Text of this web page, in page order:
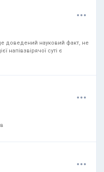
...
доведений науковий факт, не
напівзвірячої суті є
...
...